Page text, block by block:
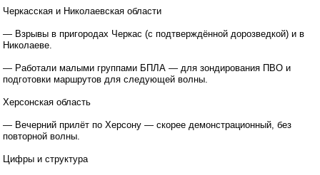
Черкасская и Николаевская области
— Взрывы в пригородах Черкас (с подтверждённой дорозведкой) и в
Николаеве.
— Работали малыми группами БПЛА — для зондирования ПВО и
подготовки маршрутов для следующей волны.
Херсонская область
— Вечерний прилёт по Херсону — скорее демонстрационный, без
повторной волны.
Цифры и структура